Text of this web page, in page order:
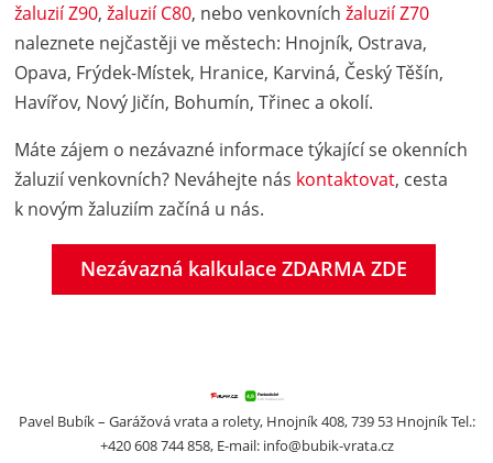
žaluzií Z90,žaluzií C80, nebo venkovníchžaluzií Z70
naleznete nejčastěji ve městech: Hnojník, Ostrava,
Opava, Frýdek-Místek, Hranice, Karviná, Český Těšín,
Havířov, Nový Jičín, Bohumín, Třinec a okolí.
Máte zájem o nezávazné informace týkající se okenních
žaluzií venkovních? Neváhejte nás kontaktovat, cesta
k novým žaluziím začíná u nás.
Nezávazná kalkulace ZDARMA ZDE
Pavel Bubík – Garážová vrata a rolety, Hnojník 408, 739 53 Hnojník Tel.:
+420 608 744 858, E-mail: info@bubik-vrata.cz